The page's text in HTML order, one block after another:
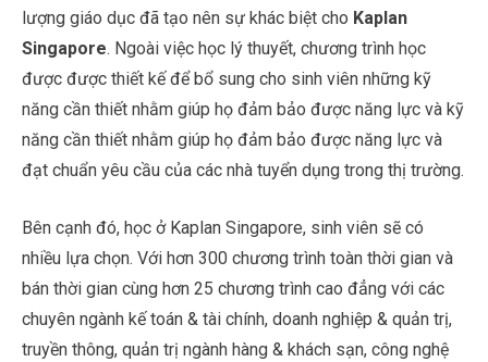
lượng giáo dục đã tạo nên sự khác biệt cho Kaplan
Singapore. Ngoài việc học lý thuyết, chương trình học
được được thiết kế để bổ sung cho sinh viên những kỹ
năng cần thiết nhằm giúp họ đảm bảo được năng lực và kỹ
năng cần thiết nhằm giúp họ đảm bảo được năng lực và
đạt chuẩn yêu cầu của các nhà tuyển dụng trong thị trường.
Bên cạnh đó, học ở Kaplan Singapore, sinh viên sẽ có
nhiều lựa chọn. Với hơn 300 chương trình toàn thời gian và
bán thời gian cùng hơn 25 chương trình cao đẳng với các
chuyên ngành kế toán & tài chính, doanh nghiệp & quản trị,
truyền thông, quản trị ngành hàng & khách sạn, công nghệ